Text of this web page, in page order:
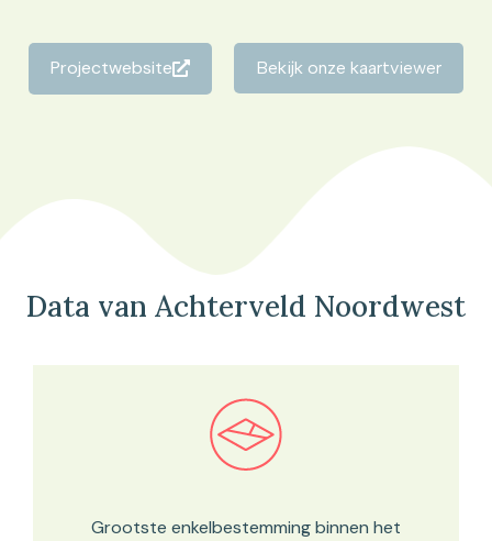
Projectwebsite Bekijk onze kaartviewer
Data van Achterveld Noordwest
Bekijk in onze kaartviewer
Grootste enkelbestemming binnen het